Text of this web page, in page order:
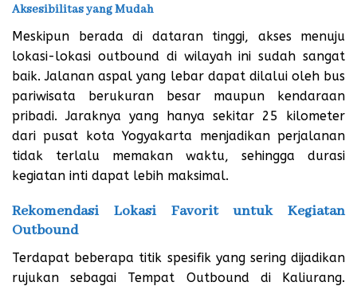
Aksesibilitas yang Mudah
Meskipun berada di dataran tinggi, akses menuju
lokasi-lokasi outbound di wilayah ini sudah sangat
baik. Jalanan aspal yang lebar dapat dilalui oleh bus
pariwisata berukuran besar maupun kendaraan
pribadi. Jaraknya yang hanya sekitar 25 kilometer
dari pusat kota Yogyakarta menjadikan perjalanan
tidak terlalu memakan waktu, sehingga durasi
kegiatan inti dapat lebih maksimal.
Rekomendasi Lokasi Favorit untuk Kegiatan
Outbound
Terdapat beberapa titik spesifik yang sering dijadikan
rujukan sebagai Tempat Outbound di Kaliurang.